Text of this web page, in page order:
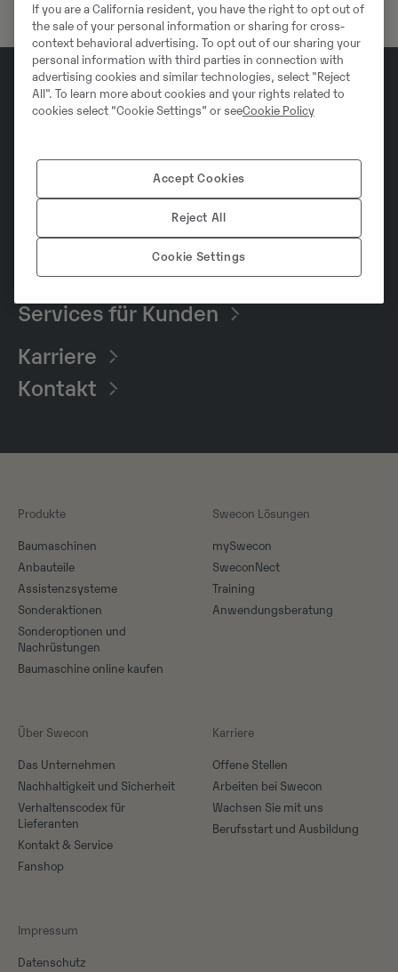
Welche Themen
Baumaschinen​
Gebrauchtmaschinen
Services für Kunden
Karriere
Kontakt
Produkte
Baumaschinen
Anbauteile
Assistenzsysteme
Sonderaktionen
Sonderoptionen und
Nachrüstungen
Baumaschine online kaufen
Swecon Lösungen
mySwecon
SweconNect
Training
Anwendungsberatung
Über Swecon
Das Unternehmen
Nachhaltigkeit und Sicherheit
Verhaltenscodex für
Lieferanten
Kontakt & Service
Fanshop
Karriere
Offene Stellen
Arbeiten bei Swecon
Wachsen Sie mit uns
Berufsstart und Ausbildung
Impressum
Datenschutz
If you are a California resident, you have the right to opt out of
the sale of your personal information or sharing for cross-
context behavioral advertising. To opt out of our sharing your
personal information with third parties in connection with
advertising cookies and similar technologies, select "Reject
All". To learn more about cookies and your rights related to
cookies select “Cookie Settings” or seeCookie Policy
Accept Cookies
Reject All
Cookie Settings